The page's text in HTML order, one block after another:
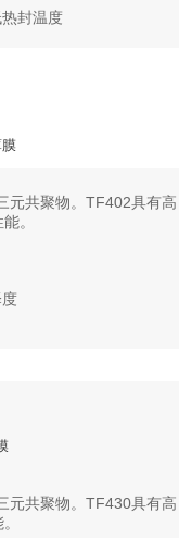
封温度
元共聚物。TF402具有高
。
元共聚物。TF430具有高